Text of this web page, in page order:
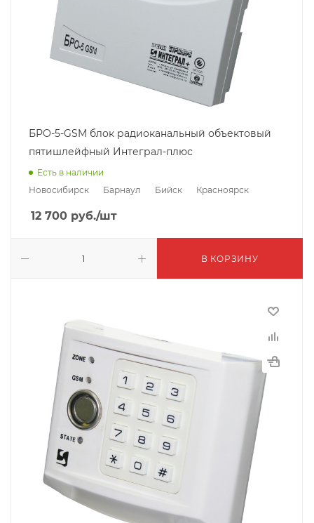
БРО-5-GSM блок радиоканальный объектовый
пятишлейфный Интеграл-плюс
Есть в наличии
Новосибирск
Барнаул Бийск Красноярск
12 700 руб./шт
В КОРЗИНУ